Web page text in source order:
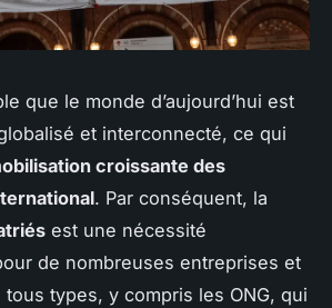
que le monde d’aujourd’hui est
et interconnecté, ce qui
croissante des
. Par conséquent, la
est une nécessité
de nombreuses entreprises et
types, y compris les ONG, qui